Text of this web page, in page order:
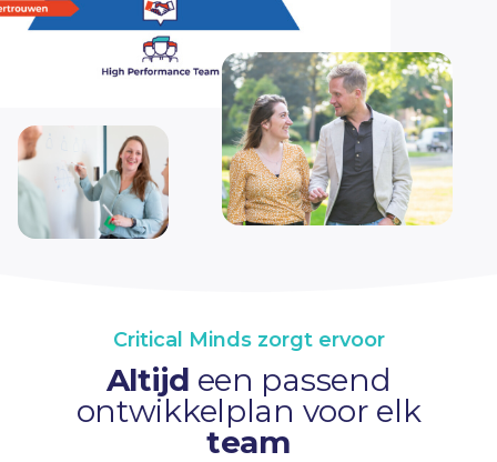
Critical Minds zorgt ervoor
Altijd een passend
ontwikkelplan voor elk
team